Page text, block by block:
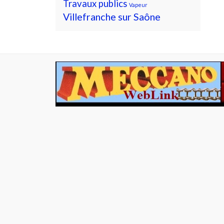
Travaux publics Vapeur
Villefranche sur Saône